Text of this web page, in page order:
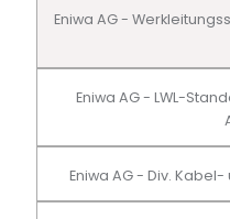
Eniwa AG -
Eniwa AG - LWL-
Eniwa AG - Div.